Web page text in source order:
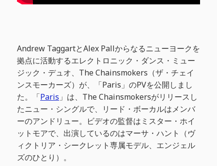
Andrew TaggartとAlex Pallからなるニューヨークを
拠点に活動するエレクトロニック・ダンス・ミュー
ジック・デュオ、The Chainsmokers（ザ・チェイ
ンスモーカーズ）が、「Paris」のPVを公開しまし
た。「Paris 」は、The Chainsmokersがリリースし
たニュー・シングルで、リード・ボーカルはメンバ
ーのアンドリュー。ビデオの監督はミスター・ホイ
ットモアで、出演しているのはマーサ・ハント（ヴ
ィクトリア・シークレット専属モデル、エンジェル
ズのひとり）。